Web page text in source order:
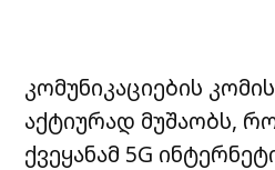
კომუნიკაციების
აქტიურად მუშაობს,
ქვეყანამ 5G